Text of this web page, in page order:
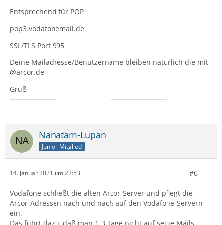
Entsprechend für POP
pop3.vodafonemail.de
SSL/TLS Port 995
Deine Mailadresse/Benutzername bleiben natürlich die mit
@arcor.de
Gruß
Nanatam-Lupan
Junior-Mitglied
14. Januar 2021 um 22:53 #6
Vodafone schließt die alten Arcor-Server und pflegt die
Arcor-Adressen nach und nach auf den Vodafone-Servern
ein.
Das führt dazu, daß man 1-3 Tage nicht auf seine Mails